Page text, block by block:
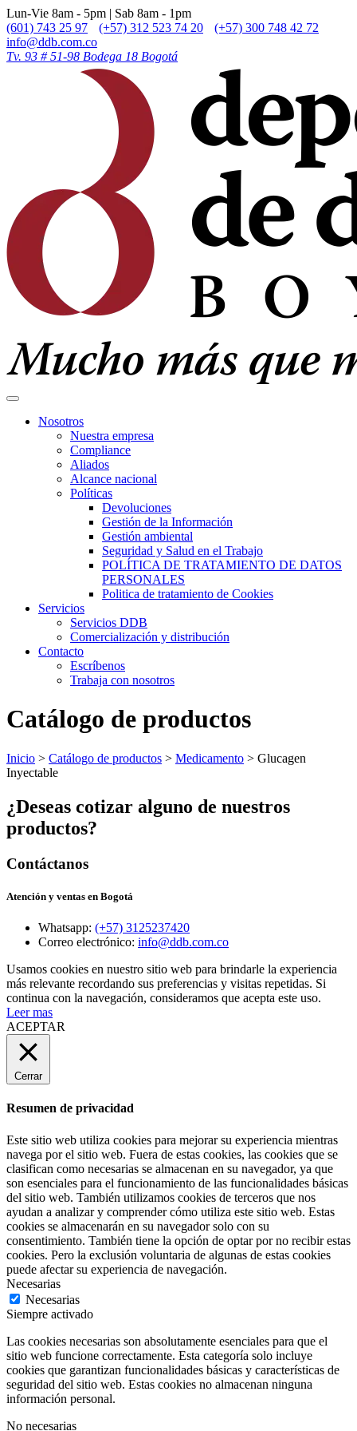
Lun-Vie 8am - 5pm | Sab 8am - 1pm
(601) 743 25 97
(+57) 312 523 74 20
(+57) 300 748 42 72
info@ddb.com.co
Tv. 93 # 51-98 Bodega 18 Bogotá
Nosotros
Nuestra empresa
Compliance
Aliados
Alcance nacional
Políticas
Devoluciones
Gestión de la Información
Gestión ambiental
Seguridad y Salud en el Trabajo
POLÍTICA DE TRATAMIENTO DE DATOS
PERSONALES
Politica de tratamiento de Cookies
Servicios
Servicios DDB
Comercialización y distribución
Contacto
Escríbenos
Trabaja con nosotros
Catálogo de productos
Inicio > Catálogo de productos > Medicamento > Glucagen
Inyectable
¿Deseas cotizar alguno de nuestros
productos?
Contáctanos
Atención y ventas en Bogotá
Whatsapp: (+57) 3125237420
Correo electrónico: info@ddb.com.co
Usamos cookies en nuestro sitio web para brindarle la experiencia
más relevante recordando sus preferencias y visitas repetidas. Si
continua con la navegación, consideramos que acepta este uso.
Leer mas
ACEPTAR
Cerrar
Resumen de privacidad
Este sitio web utiliza cookies para mejorar su experiencia mientras
navega por el sitio web. Fuera de estas cookies, las cookies que se
clasifican como necesarias se almacenan en su navegador, ya que
son esenciales para el funcionamiento de las funcionalidades básicas
del sitio web. También utilizamos cookies de terceros que nos
ayudan a analizar y comprender cómo utiliza este sitio web. Estas
cookies se almacenarán en su navegador solo con su
consentimiento. También tiene la opción de optar por no recibir estas
cookies. Pero la exclusión voluntaria de algunas de estas cookies
puede afectar su experiencia de navegación.
Necesarias
Necesarias
Siempre activado
Las cookies necesarias son absolutamente esenciales para que el
sitio web funcione correctamente. Esta categoría solo incluye
cookies que garantizan funcionalidades básicas y características de
seguridad del sitio web. Estas cookies no almacenan ninguna
información personal.
No necesarias